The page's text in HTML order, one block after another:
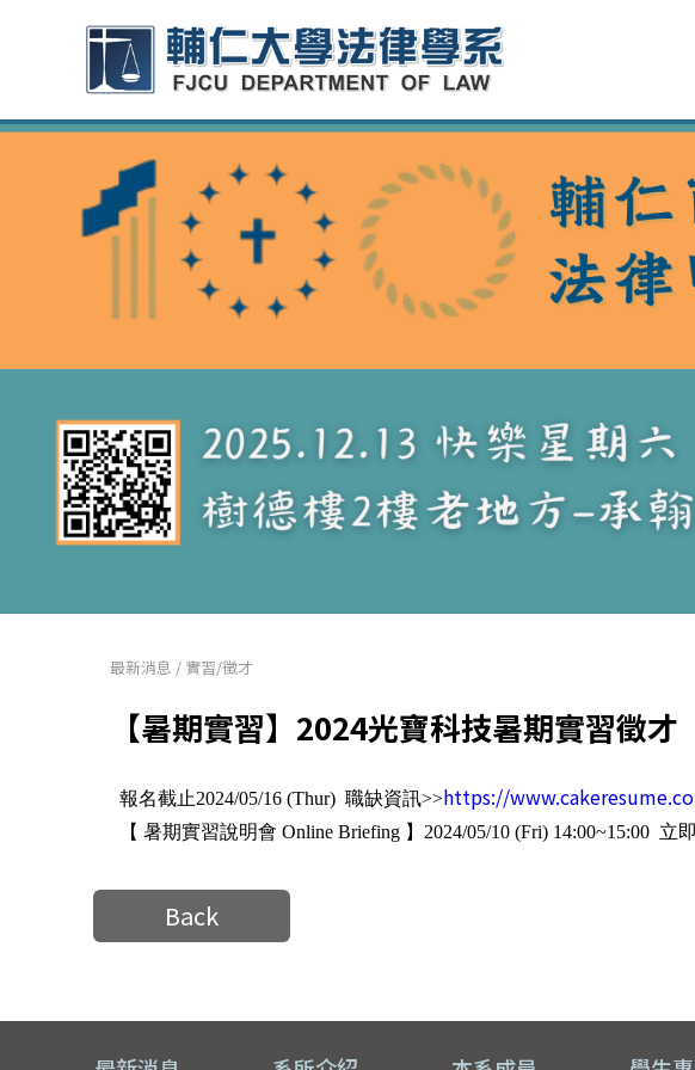
最新消息 / 實習/徵才
【暑期實習】2024光寶科技暑期實習徵才
報名截止2024/05/16 (Thur) 職缺資訊>>https://
【 暑期實習說明會 Online Briefing 】2024/05/10 (Fri) 14:00~15:00 立
Back